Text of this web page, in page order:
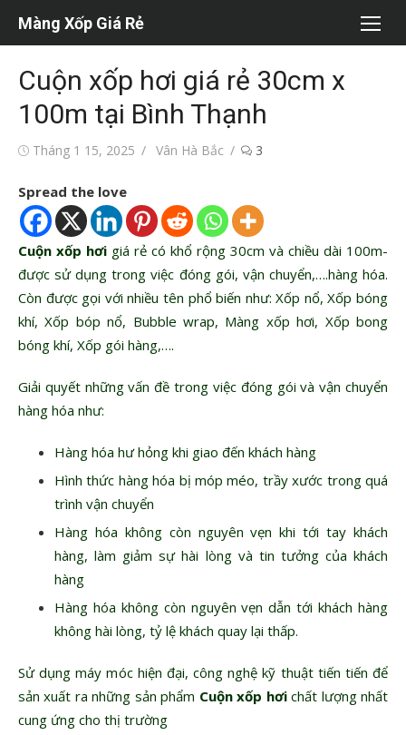
dung
Màng Xốp Giá Rẻ
Cuộn xốp hơi giá rẻ 30cm x
100m tại Bình Thạnh
ĐăngTháng 1 15, 2025
Tác
Vân Hà Bắc 3
Spread the love
Cuộn xốp hơi giá rẻ có khổ rộng 30cm và chiều dài 100m-
được sử dụng trong việc đóng gói, vận chuyển,….hàng hóa.
Còn được gọi với nhiều tên phổ biến như: Xốp nổ, Xốp bóng
khí, Xốp bóp nổ, Bubble wrap, Màng xốp hơi, Xốp bong
bóng khí, Xốp gói hàng,….
Giải quyết những vấn đề trong việc đóng gói và vận chuyển
hàng hóa như:
Hàng hóa hư hỏng khi giao đến khách hàng
Hình thức hàng hóa bị móp méo, trầy xước trong quá
trình vận chuyển
Hàng hóa không còn nguyên vẹn khi tới tay khách
hàng, làm giảm sự hài lòng và tin tưởng của khách
hàng
Hàng hóa không còn nguyên vẹn dẫn tới khách hàng
không hài lòng, tỷ lệ khách quay lại thấp.
Sử dụng máy móc hiện đại, công nghệ kỹ thuật tiến tiến để
sản xuất ra những sản phẩm Cuộn xốp hơichất lượng nhất
cung ứng cho thị trường